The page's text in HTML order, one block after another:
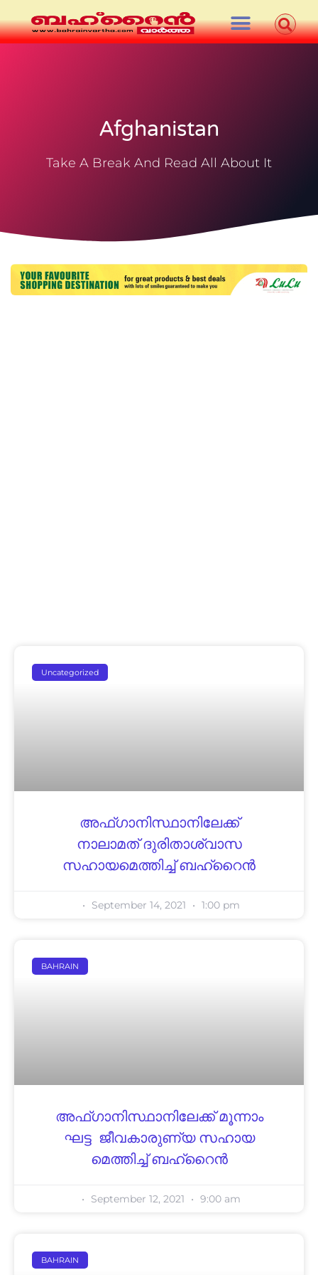
Afghanistan
Take A Break And Read All About It
Uncategorized
അഫ്ഗാനിസ്ഥാനിലേക്ക്
നാലാമത് ദുരിതാശ്വാസ
സഹായമെത്തിച്ച് ബഹ്‌റൈൻ
September 14, 2021 1:00 pm
BAHRAIN
അഫ്ഗാനിസ്ഥാനിലേക്ക് മൂന്നാം
ഘട്ട ജീ​വ​കാ​രു​ണ്യ സ​ഹാ​യ​
മെത്തിച്ച് ബഹ്‌റൈൻ
September 12, 2021 9:00 am
BAHRAIN